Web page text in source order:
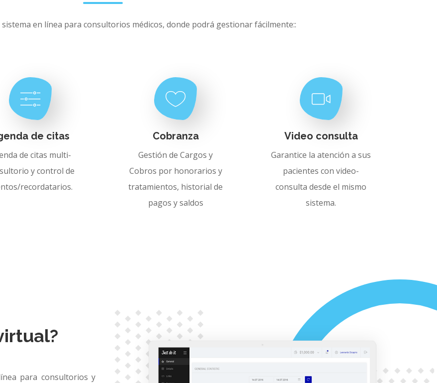
en línea para consultorios médicos, donde podrá gestionar fácilmente::
de citas
de citas multi-
y control de
recordatarios.
Cobranza
Gestión de Cargos y
Cobros por honorarios y
tratamientos, historial de
pagos y saldos
Video consulta
Garantice la atención a sus
pacientes con video-
consulta desde el mismo
sistema.
para consultorios y